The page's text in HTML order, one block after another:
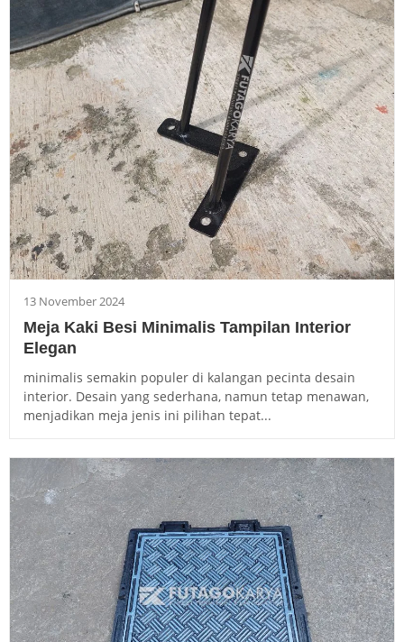
13 November 2024
Meja Kaki Besi Minimalis Tampilan Interior
Elegan
minimalis semakin populer di kalangan pecinta desain
interior. Desain yang sederhana, namun tetap menawan,
menjadikan meja jenis ini pilihan tepat...